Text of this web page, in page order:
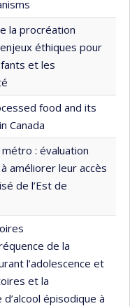
la procréation
éthiques pour
et les
food and its
Canada
: évaluation
améliorer leur accès
de l’Est de
de la
l’adolescence et
et la
épisodique à